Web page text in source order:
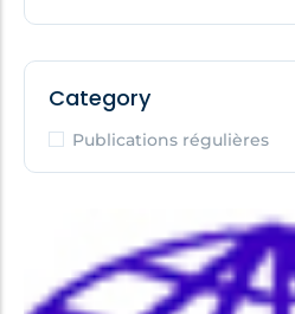
Category
Publications régulières